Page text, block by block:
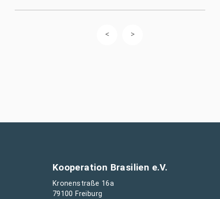
Kooperation Brasilien e.V.
Kronenstraße 16a
79100 Freiburg